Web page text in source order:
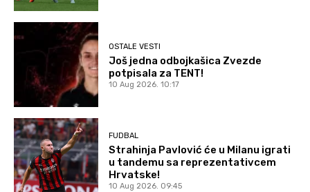
OSTALE VESTI
Još jedna odbojkašica Zvezde
potpisala za TENT!
10 Aug 2026. 10:17
FUDBAL
Strahinja Pavlović će u Milanu igrati
u tandemu sa reprezentativcem
Hrvatske!
10 Aug 2026. 09:45